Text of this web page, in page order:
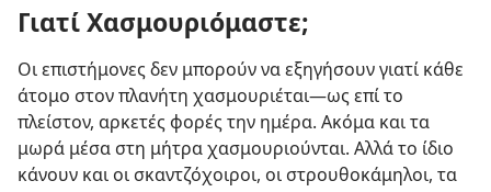
Γιατί Χασμουριόμαστε;
Οι επιστήμονες δεν μπορούν να εξηγήσουν γιατί κάθε
άτομο στον πλανήτη χασμουριέται​—ως επί το
πλείστον, αρκετές φορές την ημέρα. Ακόμα και τα
μωρά μέσα στη μήτρα χασμουριούνται. Αλλά το ίδιο
κάνουν και οι σκαντζόχοιροι, οι στρουθοκάμηλοι, τα